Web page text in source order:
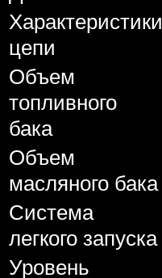
Характеристики
цепи
Объем
топливного
бака
Объем
масляного бака
Система
легкого запуска
Уровень